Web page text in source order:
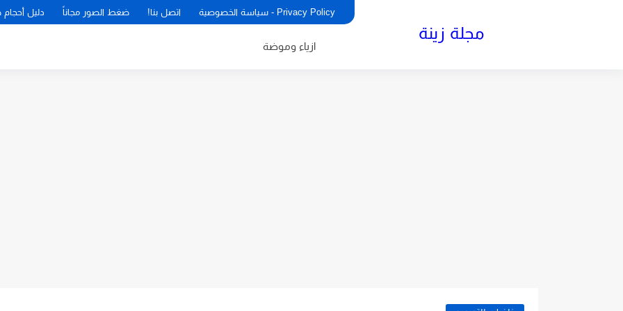
Privacy Policy - سياسة الخصوصية اتصل بنا! ضغط الصور مجاناً دليل
مجلة زينة
ازياء وموضة